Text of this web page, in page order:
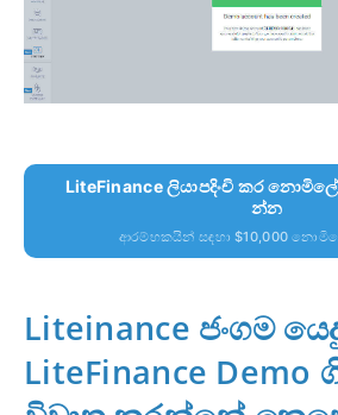
LiteFinance ලියාපදිංචි කර
න්න
ආරම්භකයින් සඳහා $10,000
Liteinance ජංගම
LiteFinance